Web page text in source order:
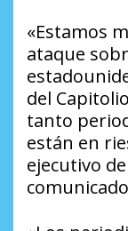
«Estamos
ataque
del
tanto
están en
ejecutivo de